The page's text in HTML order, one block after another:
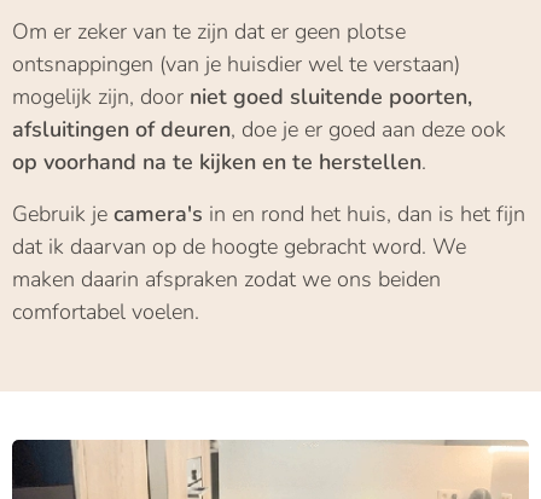
Om er zeker van te zijn dat er geen plotse
ontsnappingen (van je huisdier wel te verstaan)
mogelijk zijn, door niet goed sluitende poorten,
afsluitingen of deuren, doe je er goed aan deze ook
op voorhand na te kijken en te herstellen.
Gebruik je camera's in en rond het huis, dan is het fijn
dat ik daarvan op de hoogte gebracht word. We
maken daarin afspraken zodat we ons beiden
comfortabel voelen.